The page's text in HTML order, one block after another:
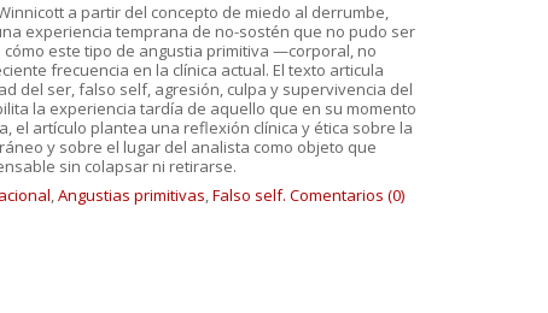
a partir del concepto de miedo al derrumbe,
experiencia temprana de no-sostén que no pudo ser
este tipo de angustia primitiva —corporal, no
frecuencia en la clínica actual. El texto articula
del ser, falso self, agresión, culpa y supervivencia del
la experiencia tardía de aquello que en su momento
el artículo plantea una reflexión clínica y ética sobre la
y sobre el lugar del analista como objeto que
sin colapsar ni retirarse.
,Angustias primitivas,Falso self. Comentarios (0)